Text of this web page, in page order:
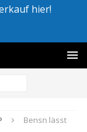
hier!
Bensn lässt